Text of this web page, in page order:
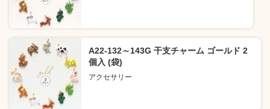
A22-132～143G 干支チャーム ゴールド 2
個入 (袋)
アクセサリー